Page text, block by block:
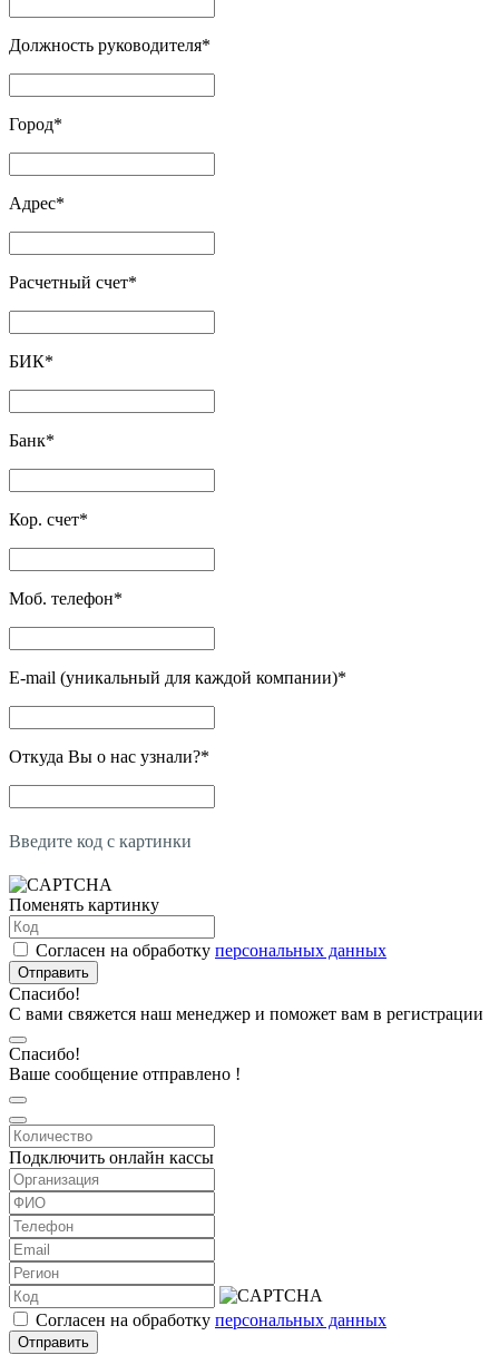
Должность руководителя*
Город*
Адрес*
Расчетный счет*
БИК*
Банк*
Кор. счет*
Моб. телефон*
E-mail (уникальный для каждой компании)*
Откуда Вы о нас узнали?*
Введите код с картинки
Поменять картинку
Согласен на обработку персональных данных
Отправить
Спасибо!
С вами свяжется наш менеджер и поможет вам в регистрации
Спасибо!
Ваше сообщение отправлено !
Подключить онлайн кассы
Согласен на обработку персональных данных
Отправить